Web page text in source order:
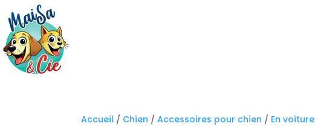
Accueil / Chien /Accessoires pour chien / En voiture